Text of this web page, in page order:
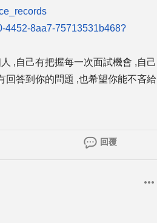
4452-8aa7-75713531b468?
,自己有把握每一次面試機會 ,自己
回答到你的問題 ,也希望你能不吝給
回覆